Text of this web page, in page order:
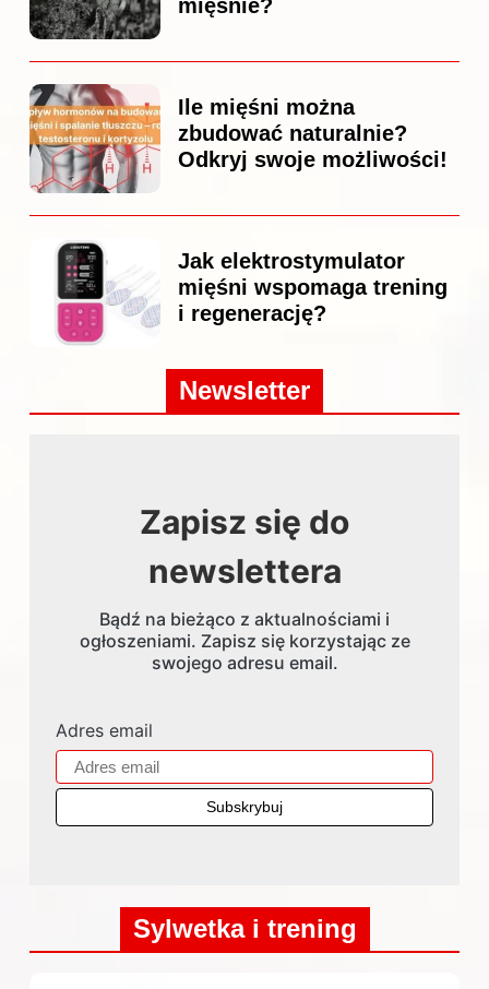
mięśnie?
Ile mięśni można
zbudować naturalnie?
Odkryj swoje możliwości!
Jak elektrostymulator
mięśni wspomaga trening
i regenerację?
Newsletter
Zapisz się do
newslettera
Bądź na bieżąco z aktualnościami i
ogłoszeniami. Zapisz się korzystając ze
swojego adresu email.
Adres email
Sylwetka i trening